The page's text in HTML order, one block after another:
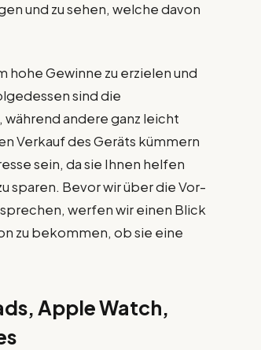
und zu sehen, welche davon
hohe Gewinne zu erzielen und
sind die
andere ganz leicht
Verkauf des Geräts kümmern
sein, da sie Ihnen helfen
sparen. Bevor wir über die Vor-
werfen wir einen Blick
zu bekommen, ob sie eine
Apple Watch,